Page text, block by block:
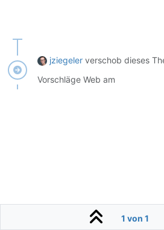
jziegeler verschob dieses
Vorschläge Web am
1 von 1